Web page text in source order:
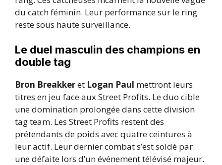
du catch féminin. Leur performance sur le ring
reste sous haute surveillance.
Le duel masculin des champions en
double tag
Bron Breakkeret Logan Paul mettront leurs
titres en jeu face aux Street Profits. Le duo cible
une domination prolongée dans cette division
tag team. Les Street Profits restent des
prétendants de poids avec quatre ceintures à
leur actif. Leur dernier combat s’est soldé par
une défaite lors d’un événement télévisé majeur.